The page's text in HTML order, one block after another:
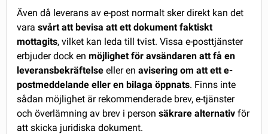
Även då leverans av e-post normalt sker direkt kan det
varasvårt att bevisa att ett dokument faktiskt
mottagits, vilket kan leda till tvist. Vissa e-posttjänster
erbjuder dock enmöjlighet för avsändaren att få en
leveransbekräftelseeller enavisering om att ett e-
postmeddelande eller en bilaga öppnats. Finns inte
sådan möjlighet är rekommenderade brev, e-tjänster
och överlämning av brev i personsäkrare alternativ för
att skicka juridiska dokument.